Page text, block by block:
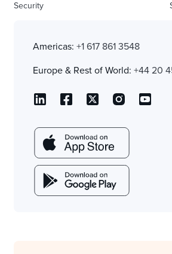
Security
Americas: +1 617 861 3548
Europe & Rest of World: +44 20